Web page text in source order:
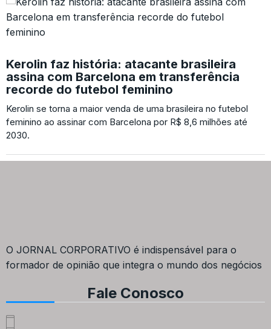
Kerolin faz história: atacante brasileira
assina com Barcelona em transferência
recorde do futebol feminino
Kerolin se torna a maior venda de uma brasileira no futebol
feminino ao assinar com Barcelona por R$ 8,6 milhões até
2030.
O JORNAL CORPORATIVO é indispensável para o
formador de opinião que integra o mundo dos negócios
Fale Conosco